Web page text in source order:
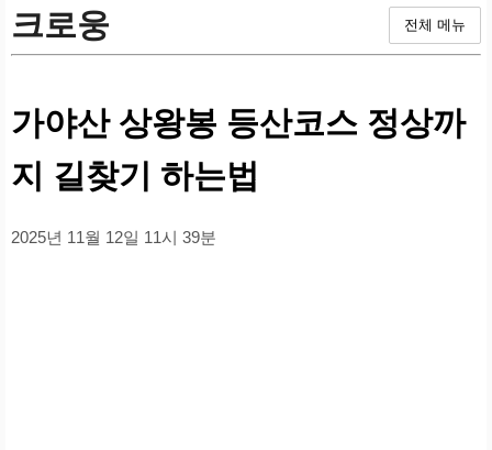
크로웅 전체 메뉴
가야산 상왕봉 등산코스 정상까
지 길찾기 하는법
2025년 11월 12일 11시 39분